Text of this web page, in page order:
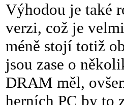
Výhodou je také
verzi, což je
méně stojí totiž
jsou zase o
DRAM měl,
herních PC by to